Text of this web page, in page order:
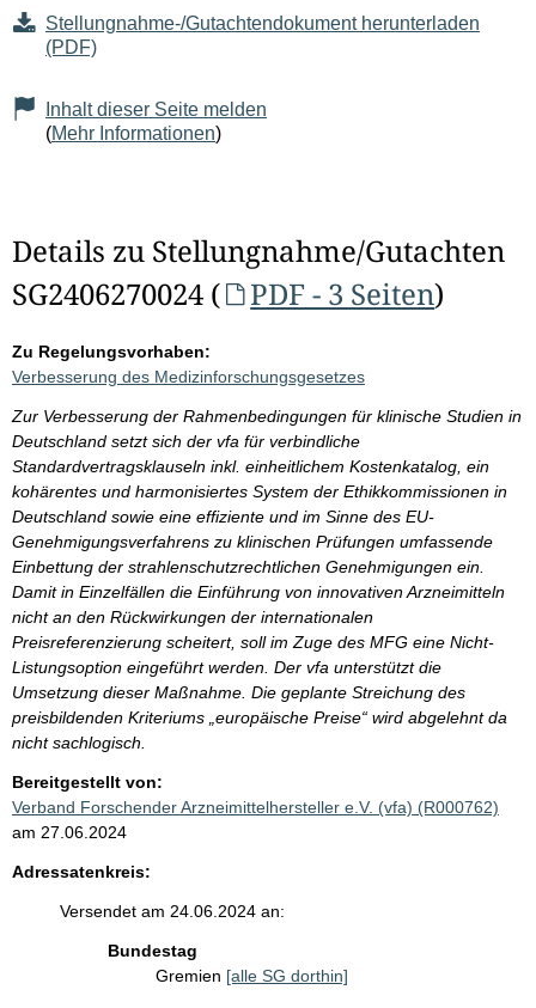
Stellungnahme-/Gutachtendokument herunterladen
(PDF)
Inhalt dieser Seite melden
(Mehr Informationen)
Details zu Stellungnahme/Gutachten
SG2406270024 (
PDF - 3 Seiten)
Zu Regelungsvorhaben:
Verbesserung des Medizinforschungsgesetzes
Zur Verbesserung der Rahmenbedingungen für klinische Studien in
Deutschland setzt sich der vfa für verbindliche
Standardvertragsklauseln inkl. einheitlichem Kostenkatalog, ein
kohärentes und harmonisiertes System der Ethikkommissionen in
Deutschland sowie eine effiziente und im Sinne des EU-
Genehmigungsverfahrens zu klinischen Prüfungen umfassende
Einbettung der strahlenschutzrechtlichen Genehmigungen ein.
Damit in Einzelfällen die Einführung von innovativen Arzneimitteln
nicht an den Rückwirkungen der internationalen
Preisreferenzierung scheitert, soll im Zuge des MFG eine Nicht-
Listungsoption eingeführt werden. Der vfa unterstützt die
Umsetzung dieser Maßnahme. Die geplante Streichung des
preisbildenden Kriteriums „europäische Preise“ wird abgelehnt da
nicht sachlogisch.
Bereitgestellt von:
Verband Forschender Arzneimittelhersteller e.V. (vfa) (R000762)
am 27.06.2024
Adressatenkreis:
Versendet am 24.06.2024 an:
Bundestag
Gremien [alle SG dorthin]